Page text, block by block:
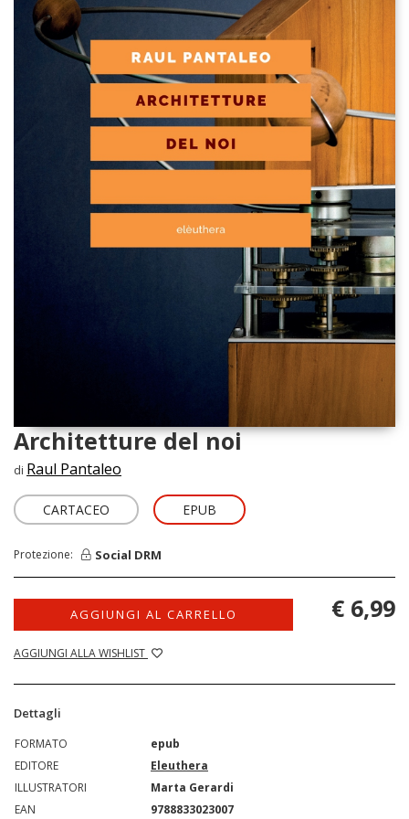
Architetture del noi
di Raul Pantaleo
CARTACEO EPUB
Protezione: Social DRM
AGGIUNGI AL CARRELLO
AGGIUNGI ALLA WISHLIST
€ 6,99
Dettagli
FORMATO
epub
EDITORE
Eleuthera
ILLUSTRATORI
Marta Gerardi
EAN
9788833023007